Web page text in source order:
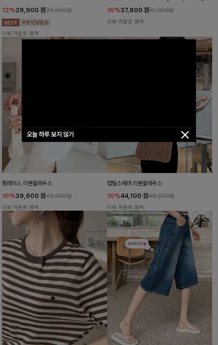
오늘 하루 보지 않기
12%29,900 원33,900원
리뷰 카운트 영역
10%37,800 원41,900원
리뷰 카운트 영역
펌레이스 리본블라우스
10%39,600 원43,900원
리뷰 카운트 영역
럽틸스퀘어 리본블라우스
10%44,100 원48,900원
리뷰 카운트 영역